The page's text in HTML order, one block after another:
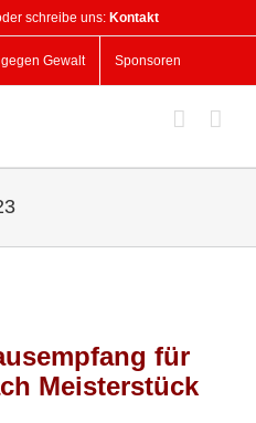
schreibe uns: Kontakt
Gewalt Sponsoren
für
Meisterstück